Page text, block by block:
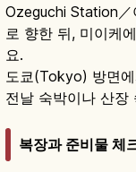
Ozeguchi Station／
로 향한 뒤, 미이케
요.
도쿄(Tokyo) 방면
전날 숙박이나 산장
복장과 준비물 체